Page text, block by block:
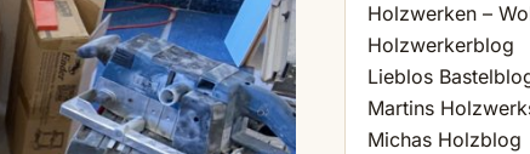
Holzwerken –
Holzwerkerblog
Lieblos
Martins
Michas Holzblog